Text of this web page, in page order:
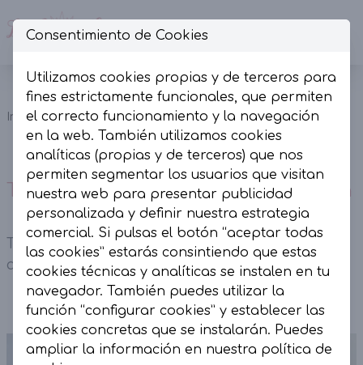
Inicio Colección
Camisetas
Top nuevo
aplique
dorado
Top nuevo aplique dorado vainilla
Top nuevo aplique dorado vainilla. Tirantes
asimétricos y tejido elástico.
Consentimiento de Cookies
Utilizamos cookies propias y de terceros para
fines estrictamente funcionales, que permiten
el correcto funcionamiento y la navegación
en la web. También utilizamos cookies
analíticas (propias y de terceros) que nos
permiten segmentar los usuarios que visitan
nuestra web para presentar publicidad
personalizada y definir nuestra estrategia
comercial. Si pulsas el botón “aceptar todas
las cookies” estarás consintiendo que estas
cookies técnicas y analíticas se instalen en tu
navegador. También puedes utilizar la
función “configurar cookies” y establecer las
cookies concretas que se instalarán. Puedes
ampliar la información en nuestra política de